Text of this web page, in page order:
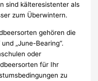
sind kälteresistenter als
zum Überwintern.
gehören die
„June-Bearing“.
oder
für Ihr
zu